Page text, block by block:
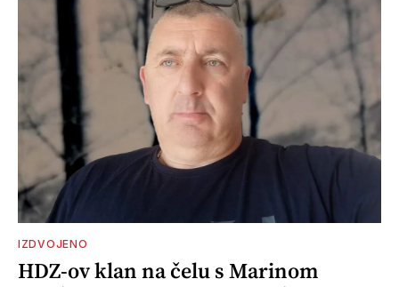
IZDVOJENO
HDZ-ov klan na čelu s Marinom